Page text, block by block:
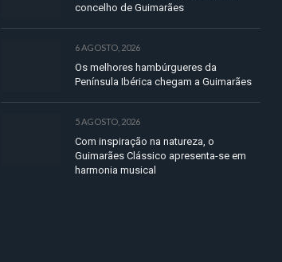
concelho de Guimarães
6 AGOSTO, 2026
Os melhores hambúrgueres da
Península Ibérica chegam a Guimarães
5 AGOSTO, 2026
Com inspiração na natureza, o
Guimarães Clássico apresenta-se em
harmonia musical